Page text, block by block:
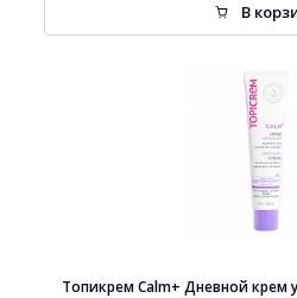
В
Топикрем Calm+ Дневной